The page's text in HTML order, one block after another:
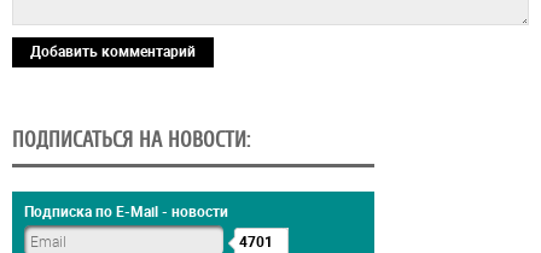
Добавить комментарий
ПОДПИСАТЬСЯ НА НОВОСТИ:
Подписка по E-Mail - новости
4701